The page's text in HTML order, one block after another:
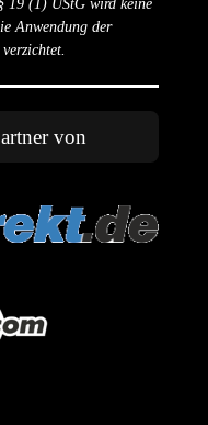
19 (1) UStG wird keine
Anwendung der
von